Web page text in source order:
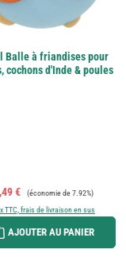
Balle à friandises pour
cochons d'Inde & poules
de vente :
€ Prix régulier :
(économie de 7.92%)
TTC, frais de livraison en sus
AJOUTER AU PANIER